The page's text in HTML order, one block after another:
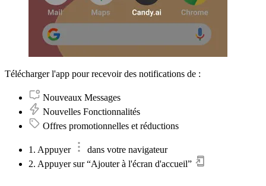
Télécharger l'app pour recevoir des notifications de :
Nouveaux Messages
Nouvelles Fonctionnalités
Offres promotionnelles et réductions
1. Appuyer
dans votre navigateur
2. Appuyer sur “Ajouter à l'écran d'accueil”